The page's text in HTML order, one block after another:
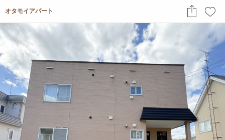
オタモイアパート